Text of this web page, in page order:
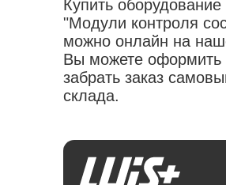
Купить оборудование
"Модули контроля
можно онлайн на
Вы можете оформить
забрать заказ
склада.